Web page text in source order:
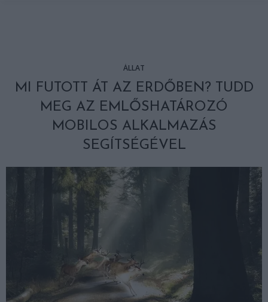
ÁLLAT
MI FUTOTT ÁT AZ ERDŐBEN? TUDD
MEG AZ EMLŐSHATÁROZÓ
MOBILOS ALKALMAZÁS
SEGÍTSÉGÉVEL